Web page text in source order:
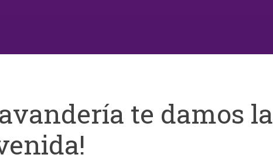
te damos la